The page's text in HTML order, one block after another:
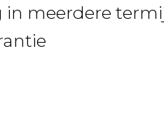
in meerdere